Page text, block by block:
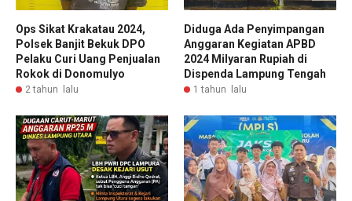
Ops Sikat Krakatau 2024,
Polsek Banjit Bekuk DPO
Pelaku Curi Uang Penjualan
Rokok di Donomulyo
2 tahun lalu
Diduga Ada Penyimpangan
Anggaran Kegiatan APBD
2024 Milyaran Rupiah di
Dispenda Lampung Tengah
1 tahun lalu